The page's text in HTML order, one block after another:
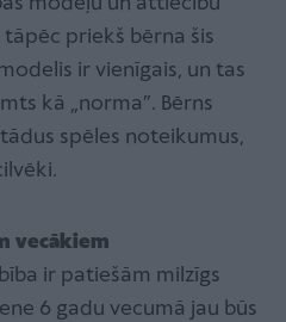
priekš bērna šis
ir vienīgais, un tas
kā „norma”. Bērns
spēles noteikumus,
vecākiem
ir patiešām milzīgs
6 gadu vecumā jau būs